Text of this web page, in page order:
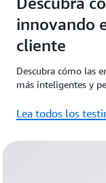
innovando
cliente
Descubra cómo las
más inteligentes y
Lea todos los